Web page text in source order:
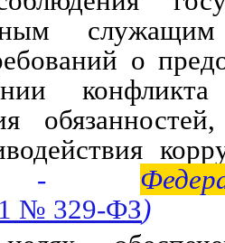
о
-
№ 329-ФЗ)